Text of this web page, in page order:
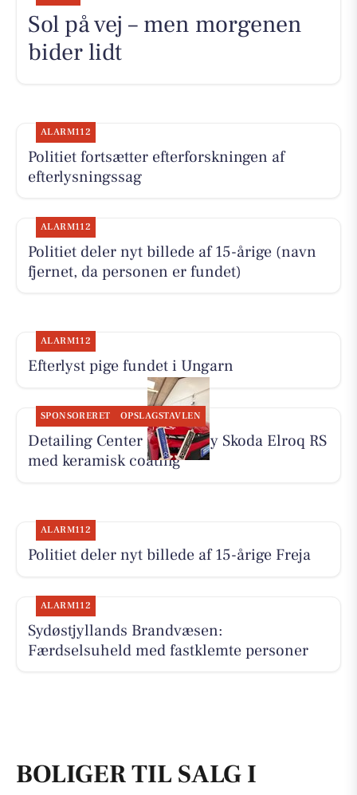
Sol på vej – men morgenen
bider lidt
ALARM112
Politiet fortsætter efterforskningen af
efterlysningssag
ALARM112
Politiet deler nyt billede af 15-årige (navn
fjernet, da personen er fundet)
ALARM112
Efterlyst pige fundet i Ungarn
SPONSORERET OPSLAGSTAVLEN
Detailing Center klargør ny Skoda Elroq RS
med keramisk coating
ALARM112
Politiet deler nyt billede af 15-årige Freja
ALARM112
Sydøstjyllands Brandvæsen:
Færdselsuheld med fastklemte personer
BOLIGER TIL SALG I